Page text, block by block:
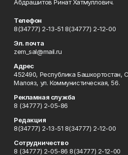
Абдрашитов Ринат Хатмуллович.
Телефон
8(34777) 2-13-51 8(34777) 2-12-00
Эл. почта
zem_sal@mail.ru
Адрес
452490, Республика Башкортостан,
Малояз, ул. Коммунистическая, 56.
Рекламная служба
8 (34777) 2-05-86
Редакция
8(34777) 2-13-51 8(34777) 2-12-00
Сотрудничество
8 (34777) 2-05-86 8(34777) 2-12-00